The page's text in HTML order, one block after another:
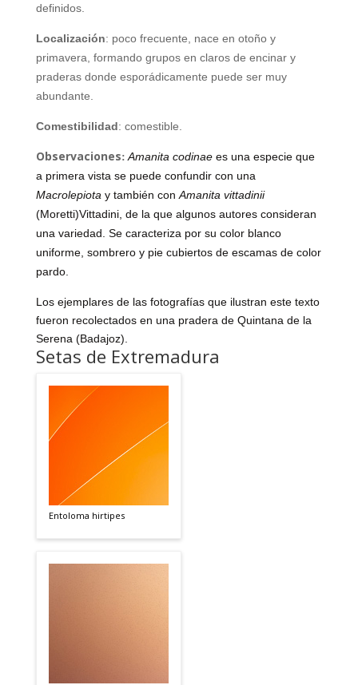
definidos.
Localización: poco frecuente, nace en otoño y
primavera, formando grupos en claros de encinar y
praderas donde esporádicamente puede ser muy
abundante.
Comestibilidad: comestible.
Observaciones: Amanita codinaees una especie que
a primera vista se puede confundir con una
Macrolepiota y también con Amanita vittadinii
(Moretti)Vittadini, de la que algunos autores consideran
una variedad. Se caracteriza por su color blanco
uniforme, sombrero y pie cubiertos de escamas de color
pardo.
Los ejemplares de las fotografías que ilustran este texto
fueron recolectados en una pradera de Quintana de la
Serena (Badajoz).
Setas de Extremadura
Entoloma hirtipes